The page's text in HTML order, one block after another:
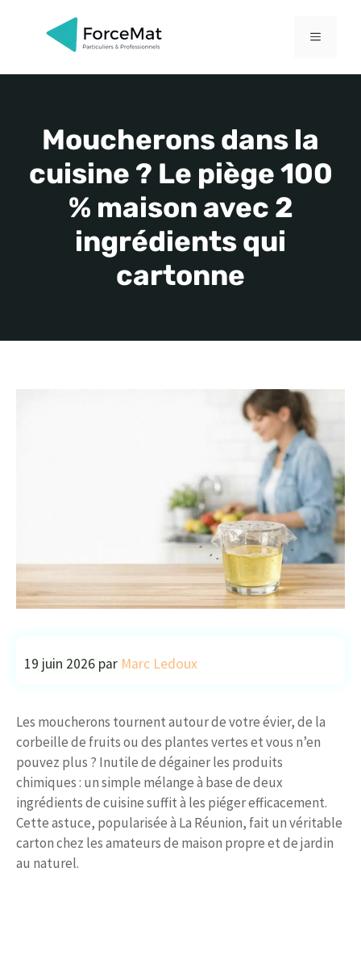
MENU
Moucherons dans la
cuisine ? Le piège 100
% maison avec 2
ingrédients qui
cartonne
19 juin 2026 par Marc Ledoux
Les moucherons tournent autour de votre évier, de la
corbeille de fruits ou des plantes vertes et vous n’en
pouvez plus ? Inutile de dégainer les produits
chimiques : un simple mélange à base de deux
ingrédients de cuisine suffit à les piéger efficacement.
Cette astuce, popularisée à La Réunion, fait un véritable
carton chez les amateurs de maison propre et de jardin
au naturel.